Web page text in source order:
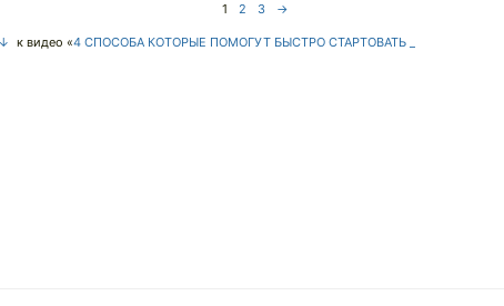
1 2 3 →
к видео «4 СПОСОБА КОТОРЫЕ ПОМОГУТ БЫСТРО СТАРТОВАТЬ _